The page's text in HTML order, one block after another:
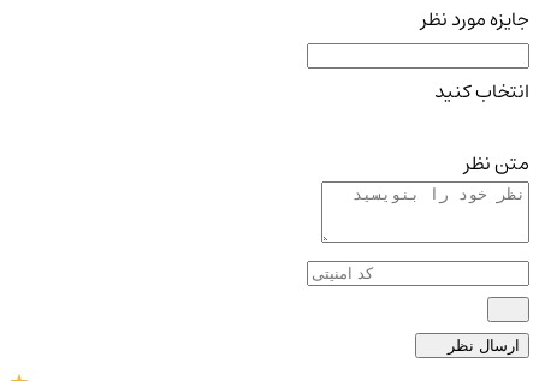
جایزه مورد نظر
انتخاب کنید
متن نظر
ارسال نظر